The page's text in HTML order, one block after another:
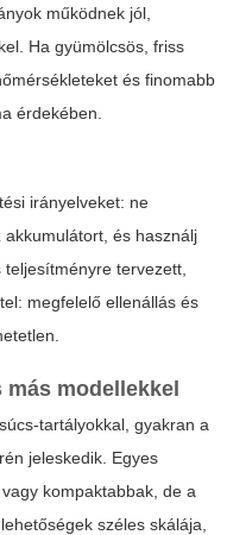
működnek jól,
Ha gyümölcsös, friss
és finomabb
érdekében.
irányelveket: ne
és használj
teljesítményre tervezett,
megfelelő ellenállás és
más modellekkel
tartályokkal, gyakran a
jeleskedik. Egyes
kompaktabbak, de a
széles skálája,